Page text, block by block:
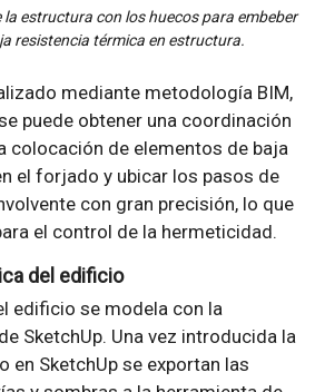
la estructura con los huecos para embeber
resistencia térmica en estructura.
mediante metodología BIM,
puede obtener una coordinación
colocación de elementos de baja
el forjado y ubicar los pasos de
con gran precisión, lo que
el control de la hermeticidad.
del edificio
edificio se modela con la
SketchUp. Una vez introducida la
en SketchUp se exportan las